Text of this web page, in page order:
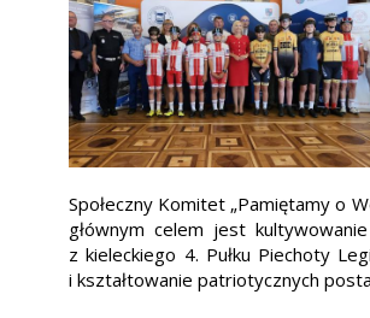
Społeczny Komitet „Pamiętamy o
głównym celem jest
z kieleckiego 4. Pułku Piechoty
i kształtowanie patriotycznych